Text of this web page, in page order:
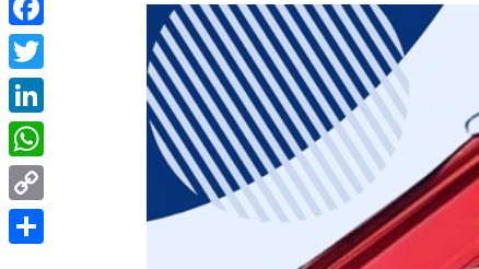
Facebook
Twitter
LinkedIn
WhatsApp
Copy